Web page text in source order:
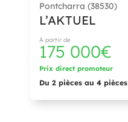
Pontcharra (38530)
L’AKTUEL
À partir de
175 000€
Prix direct promoteur
Du 2 pièces au 4 pièces